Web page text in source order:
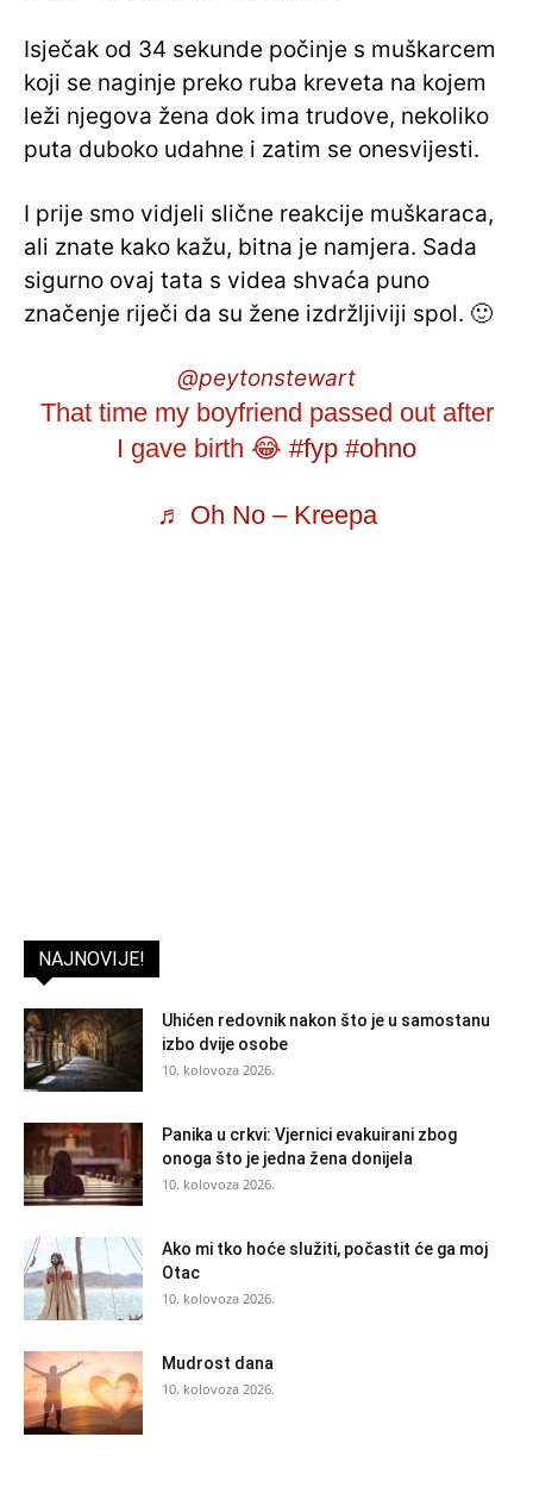
Isječak od 34 sekunde počinje s muškarcem
koji se naginje preko ruba kreveta na kojem
leži njegova žena dok ima trudove, nekoliko
puta duboko udahne i zatim se onesvijesti.
I prije smo vidjeli slične reakcije muškaraca,
ali znate kako kažu, bitna je namjera. Sada
sigurno ovaj tata s videa shvaća puno
značenje riječi da su žene izdržljiviji spol. 🙂
@peytonstewart
That time my boyfriend passed out after
I gave birth 😂 #fyp #ohno
♬ Oh No – Kreepa
NAJNOVIJE!
Uhićen redovnik nakon što je u samostanu
izbo dvije osobe
10. kolovoza 2026.
Panika u crkvi: Vjernici evakuirani zbog
onoga što je jedna žena donijela
10. kolovoza 2026.
Ako mi tko hoće služiti, počastit će ga moj
Otac
10. kolovoza 2026.
Mudrost dana
10. kolovoza 2026.